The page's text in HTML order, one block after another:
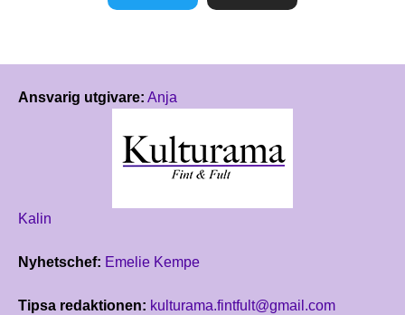
Ansvarig utgivare: Anja
Kalin
Nyhetschef: Emelie Kempe
Tipsa redaktionen: kulturama.fintfult@gmail.com